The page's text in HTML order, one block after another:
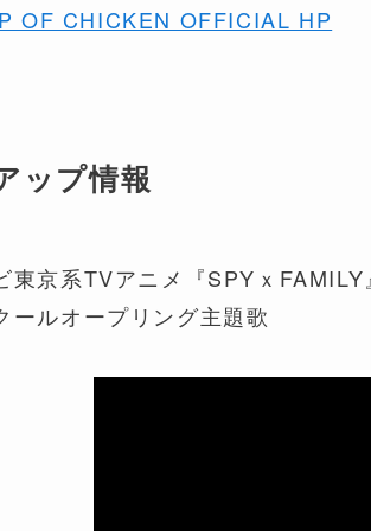
OF CHICKEN OFFICIAL HP
ップ情報
東京系TVアニメ『SPYｘFAMILY
ールオープリング主題歌